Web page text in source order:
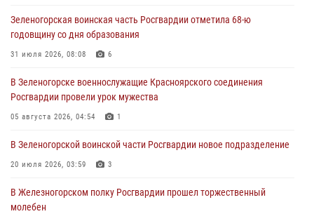
В Красноярске сотрудники Росгвардии задержали подозреваемого
в серии краж из супермаркета
04 августа 2026, 06:50
Военнослужащие Красноярского соединения Росгвардии
познакомили отдыхающих детей с тонкостями РХБ защиты
03 августа 2026, 13:12 2
Зеленогорская воинская часть Росгвардии отметила 68-ю
годовщину со дня образования
31 июля 2026, 08:08 6
В Зеленогорске военнослужащие Красноярского соединения
Росгвардии провели урок мужества
05 августа 2026, 04:54 1
В Зеленогорской воинской части Росгвардии новое подразделение
20 июля 2026, 03:59 3
В Железногорском полку Росгвардии прошел торжественный
молебен